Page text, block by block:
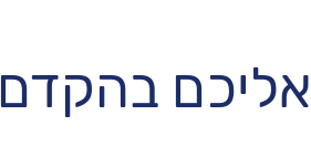
אליכם בהקדם